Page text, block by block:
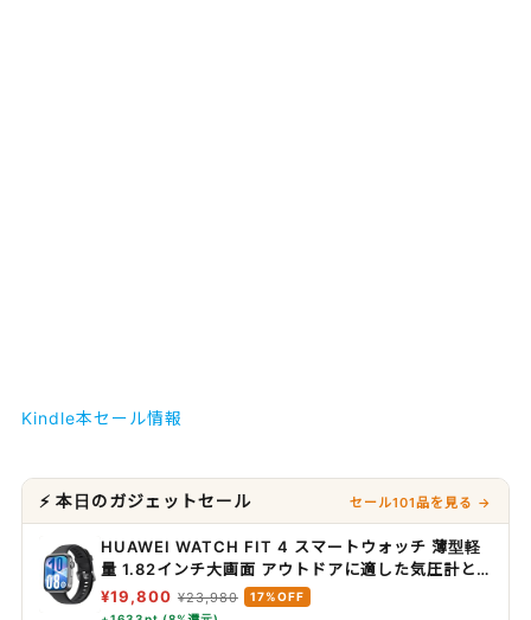
Kindle本セール情報
⚡ 本日のガジェットセール セール101品を見る →
HUAWEI WATCH FIT 4 スマートウォッチ 薄型軽
量 1.82インチ大画面 アウトドアに適した気圧計と
測位システム 通知 フィットネス ヘルストラッカー
情緒測定 10日間ロングバッテリー iOS/Android対
¥19,800 ¥23,980
17%OFF